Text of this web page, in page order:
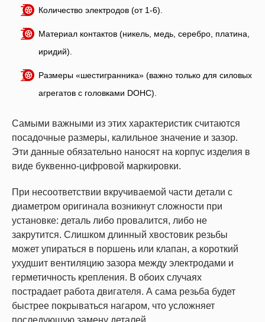
Количество электродов (от 1-6).
Материал контактов (никель, медь, серебро, платина,
иридий).
Размеры «шестигранника» (важно только для силовых
агрегатов с головками DOHC).
Самыми важными из этих характеристик считаются
посадочные размеры, калильное значение и зазор.
Эти данные обязательно наносят на корпус изделия в
виде буквенно-цифровой маркировки.
При несоответствии вкручиваемой части детали с
диаметром оригинала возникнут сложности при
установке: деталь либо провалится, либо не
закрутится. Слишком длинный хвостовик резьбы
может упираться в поршень или клапан, а короткий
ухудшит вентиляцию зазора между электродами и
герметичность крепления. В обоих случаях
пострадает работа двигателя. А сама резьба будет
быстрее покрываться нагаром, что усложняет
последующую замену деталей.